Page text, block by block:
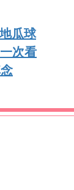
瓜球
次看